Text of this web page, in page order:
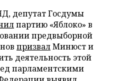
депутат Госдумы
партию «Яблоко» в
предвыборной
призвалМинюст и
деятельность этой
парламентскими